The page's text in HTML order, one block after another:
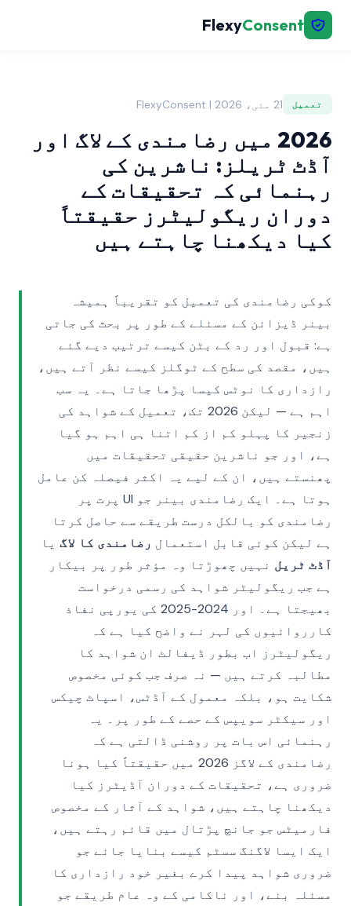
FlexyConsent
تعمیل 21 مئی، 2026 | FlexyConsent
2026 میں رضامندی کے لاگ اور
آڈٹ ٹریلز: ناشرین کی
رہنمائی کہ تحقیقات کے
دوران ریگولیٹرز حقیقتاً
کیا دیکھنا چاہتے ہیں
کوکی رضامندی کی تعمیل کو تقریباً ہمیشہ
بینر ڈیزائن کے مسئلے کے طور پر بحث کی جاتی
ہے: قبول اور رد کے بٹن کیسے ترتیب دیے گئے
ہیں، مقصد کی سطح کے ٹوگلز کیسے نظر آتے ہیں،
رازداری کا نوٹس کیسا پڑھا جاتا ہے۔ یہ سب
اہم ہے — لیکن 2026 تک، تعمیل کے شواہد کی
زنجیر کا پہلو کم از کم اتنا ہی اہم ہو گیا
ہے، اور جو ناشرین حقیقی تحقیقات میں
پھنستے ہیں، ان کے لیے یہ اکثر فیصلہ کن عامل
ہوتا ہے۔ ایک رضامندی بینر جو UI پرت پر
رضامندی کو بالکل درست طریقے سے حاصل کرتا
ہے لیکن کوئی قابل استعمال رضامندی کا لاگ یا
آڈٹ ٹریل نہیں چھوڑتا وہ مؤثر طور پر بیکار
ہے جب ریگولیٹر شواہد کی رسمی درخواست
بھیجتا ہے۔ اور 2024-2025 کی یورپی نفاذ
کارروائیوں کی لہر نے واضح کیا ہے کہ
ریگولیٹرز اب بطور ڈیفالٹ ان شواہد کا
مطالبہ کرتے ہیں — نہ صرف جب کوئی مخصوص
شکایت ہو، بلکہ معمول کے آڈٹس، اسپاٹ چیکس
اور سیکٹر سویپس کے حصے کے طور پر۔ یہ
رہنمائی اس بات پر روشنی ڈالتی ہے کہ
رضامندی کے لاگز 2026 میں حقیقتاً کیا ہونا
ضروری ہے، تحقیقات کے دوران آڈیٹرز کیا
دیکھنا چاہتے ہیں، شواہد کے آثار کے مخصوص
فارمیٹس جو جانچ پڑتال میں قائم رہتے ہیں،
ایک ایسا لاگنگ سسٹم کیسے بنایا جائے جو
ضروری شواہد پیدا کرے بغیر خود رازداری کا
مسئلہ بنے، اور ناکامی کے وہ عام طریقے جو